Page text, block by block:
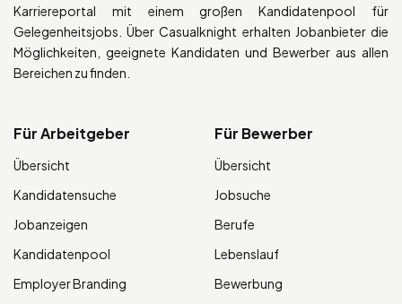
Karriereportal mit einem großen Kandidatenpool für
Gelegenheitsjobs. Über Casualknight erhalten Jobanbieter die
Möglichkeiten, geeignete Kandidaten und Bewerber aus allen
Bereichen zu finden.
Für Arbeitgeber
Übersicht
Kandidatensuche
Jobanzeigen
Kandidatenpool
Employer Branding
Für Bewerber
Übersicht
Jobsuche
Berufe
Lebenslauf
Bewerbung